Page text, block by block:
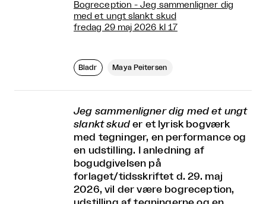
Bogreception - Jeg sammenligner dig
med et ungt slankt skud
fredag 29 maj 2026 kl 17
Bladr Maya Peitersen
Jeg sammenligner dig med et ungt
slankt skuder et lyrisk bogværk
med tegninger, en performance og
en udstilling. I anledning af
bogudgivelsen på
forlaget/tidsskriftet d. 29. maj
2026, vil der være bogreception,